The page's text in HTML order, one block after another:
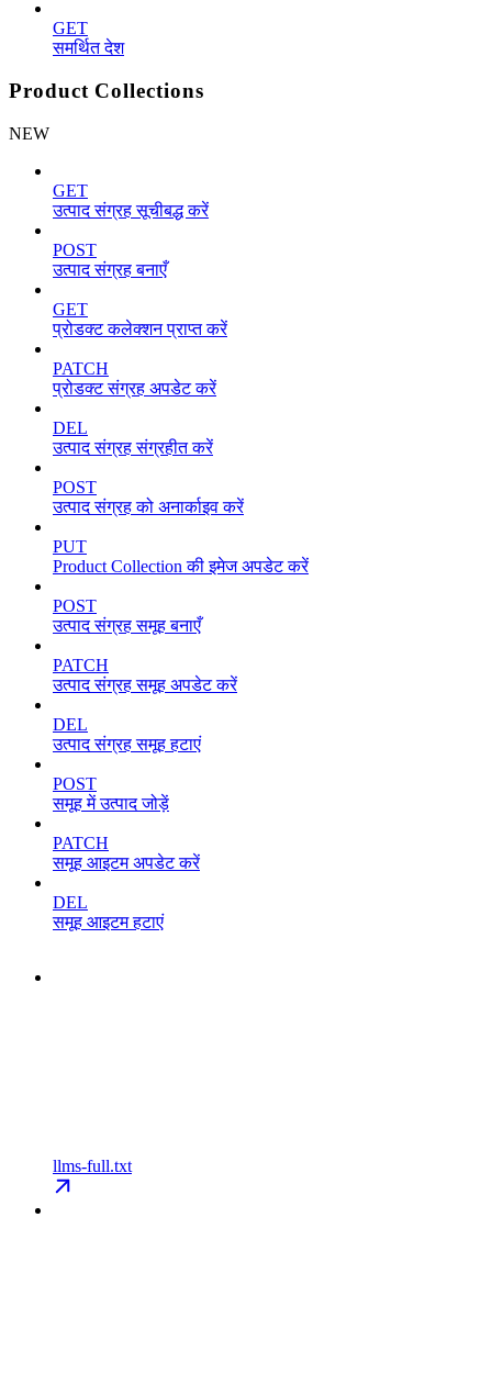
GET
समर्थित देश
Product Collections
NEW
GET
उत्पाद संग्रह सूचीबद्ध करें
POST
उत्पाद संग्रह बनाएँ
GET
प्रोडक्ट कलेक्शन प्राप्त करें
PATCH
प्रोडक्ट संग्रह अपडेट करें
DEL
उत्पाद संग्रह संग्रहीत करें
POST
उत्पाद संग्रह को अनार्काइव करें
PUT
Product Collection की इमेज अपडेट करें
POST
उत्पाद संग्रह समूह बनाएँ
PATCH
उत्पाद संग्रह समूह अपडेट करें
DEL
उत्पाद संग्रह समूह हटाएं
POST
समूह में उत्पाद जोड़ें
PATCH
समूह आइटम अपडेट करें
DEL
समूह आइटम हटाएं
llms-full.txt